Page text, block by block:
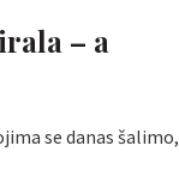
– a
se danas šalimo,